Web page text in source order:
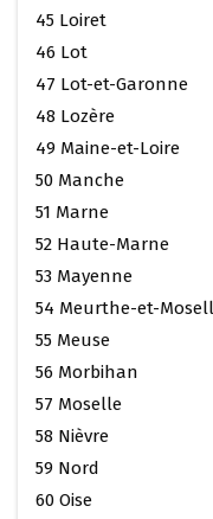
45 Loiret
46 Lot
47 Lot-et-Garonne
48 Lozère
49 Maine-et-Loire
50 Manche
51 Marne
52 Haute-Marne
53 Mayenne
54 Meurthe-et-
55 Meuse
56 Morbihan
57 Moselle
58 Nièvre
59 Nord
60 Oise